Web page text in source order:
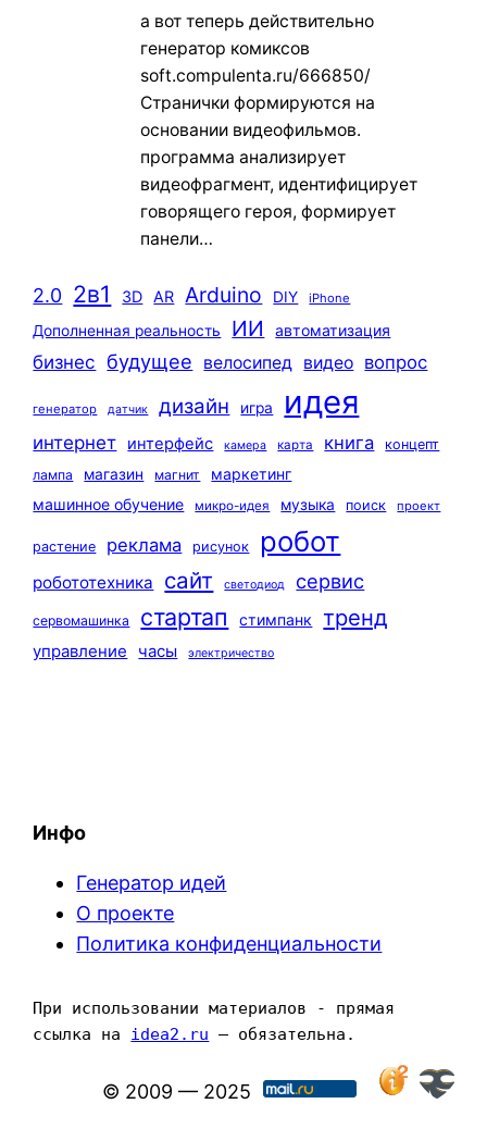
а вот теперь действительно
генератор комиксов
soft.compulenta.ru/666850/
Странички формируются на
основании видеофильмов.
программа анализирует
видеофрагмент, идентифицирует
говорящего героя, формирует
панели…
2.0 2в1 3D AR Arduino DIY iPhone
Дополненная реальность ИИ автоматизация
бизнес будущее велосипед видео вопрос
генератор датчик дизайн игра идея
интернет интерфейс камера карта книга
концепт
лампа
магазин магнит
маркетинг
машинное обучение
микро-идея музыка поиск проект
растение реклама рисунок робот
робототехника сайт светодиод сервис
сервомашинка стартап стимпанк тренд
управление часы электричество
Инфо
Генератор идей
О проекте
Политика конфиденциальности
При использовании материалов - прямая
ссылка на idea2.ru — обязательна.
© 2009 — 2025